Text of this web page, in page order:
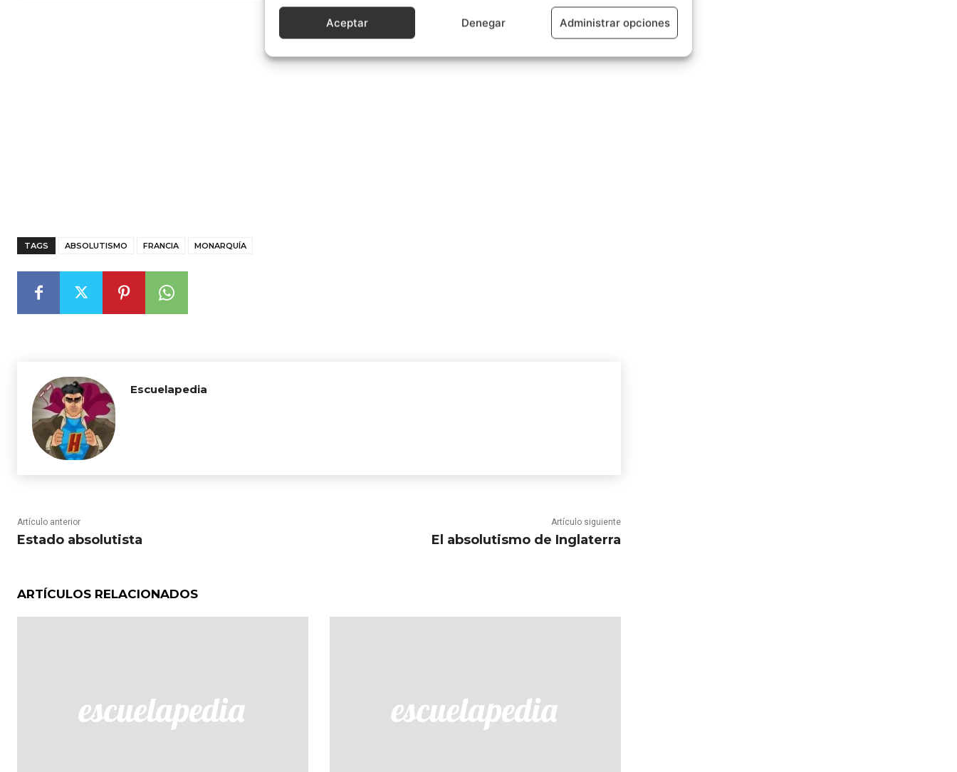
Aceptar Denegar Administrar opciones
TAGS ABSOLUTISMO FRANCIA MONARQUÍA
Escuelapedia
Artículo anterior
Estado absolutista
Artículo siguiente
El absolutismo de Inglaterra
ARTÍCULOS RELACIONADOS